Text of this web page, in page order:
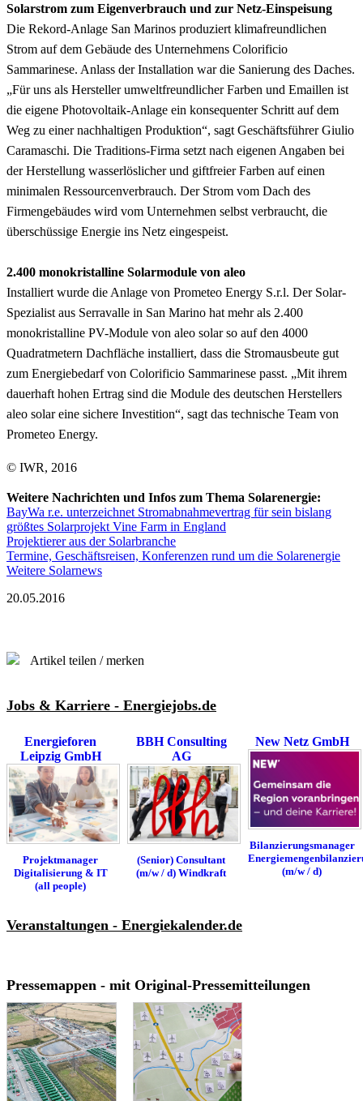
Solarstrom zum Eigenverbrauch und zur Netz-Einspeisung
Die Rekord-Anlage San Marinos produziert klimafreundlichen
Strom auf dem Gebäude des Unternehmens Colorificio
Sammarinese. Anlass der Installation war die Sanierung des Daches.
„Für uns als Hersteller umweltfreundlicher Farben und Emaillen ist
die eigene Photovoltaik-Anlage ein konsequenter Schritt auf dem
Weg zu einer nachhaltigen Produktion“, sagt Geschäftsführer Giulio
Caramaschi. Die Traditions-Firma setzt nach eigenen Angaben bei
der Herstellung wasserlöslicher und giftfreier Farben auf einen
minimalen Ressourcenverbrauch. Der Strom vom Dach des
Firmengebäudes wird vom Unternehmen selbst verbraucht, die
überschüssige Energie ins Netz eingespeist.
2.400 monokristalline Solarmodule von aleo
Installiert wurde die Anlage von Prometeo Energy S.r.l. Der Solar-
Spezialist aus Serravalle in San Marino hat mehr als 2.400
monokristalline PV-Module von aleo solar so auf den 4000
Quadratmetern Dachfläche installiert, dass die Stromausbeute gut
zum Energiebedarf von Colorificio Sammarinese passt. „Mit ihrem
dauerhaft hohen Ertrag sind die Module des deutschen Herstellers
aleo solar eine sichere Investition“, sagt das technische Team von
Prometeo Energy.
© IWR, 2016
Weitere Nachrichten und Infos zum Thema Solarenergie:
BayWa r.e. unterzeichnet Stromabnahmevertrag für sein bislang
größtes Solarprojekt Vine Farm in England
Projektierer aus der Solarbranche
Termine, Geschäftsreisen, Konferenzen rund um die Solarenergie
Weitere Solarnews
20.05.2016
Artikel teilen / merken
Jobs & Karriere - Energiejobs.de
Energieforen
Leipzig GmbH
Projektmanager
Digitalisierung & IT
(all people)
BBH Consulting
AG
(Senior) Consultant
(m/w / d) Windkraft
New Netz GmbH
Bilanzierungsmanager
(m/w / d)
Veranstaltungen - Energiekalender.de
Pressemappen - mit Original-Pressemitteilungen